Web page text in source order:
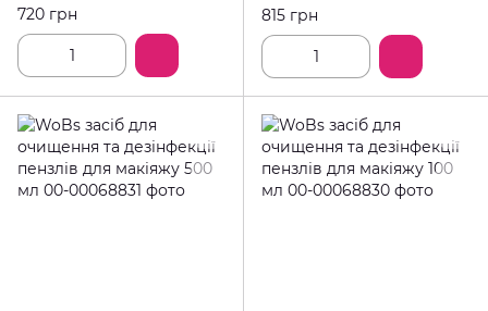
720 грн
косметичних пензлів
100шт
815 грн